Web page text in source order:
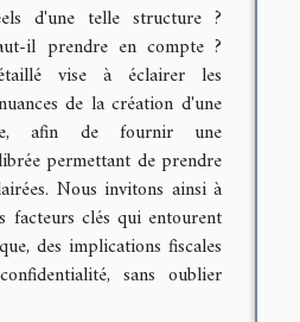
d'une telle structure ?
il prendre en compte ?
vise à éclairer les
de la création d'une
afin de fournir une
permettant de prendre
Nous invitons ainsi à
facteurs clés qui entourent
des implications fiscales
sans oublier